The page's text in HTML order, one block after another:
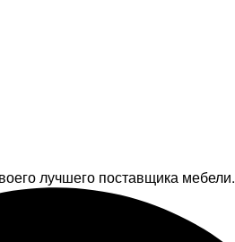
лучшего поставщика мебели.